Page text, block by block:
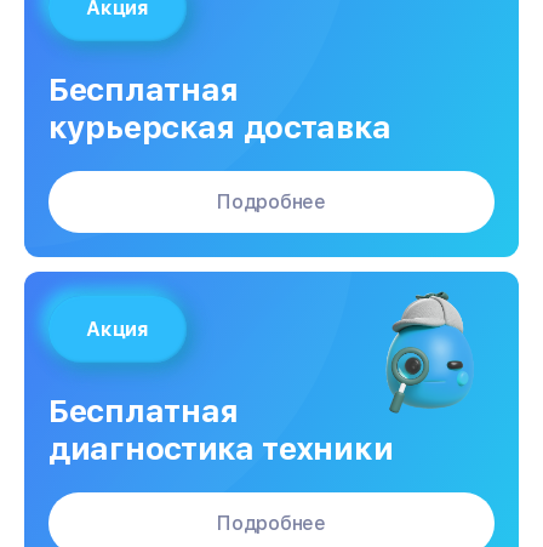
Акция
Бесплатная
курьерская доставка
Подробнее
Акция
Бесплатная
диагностика техники
Подробнее